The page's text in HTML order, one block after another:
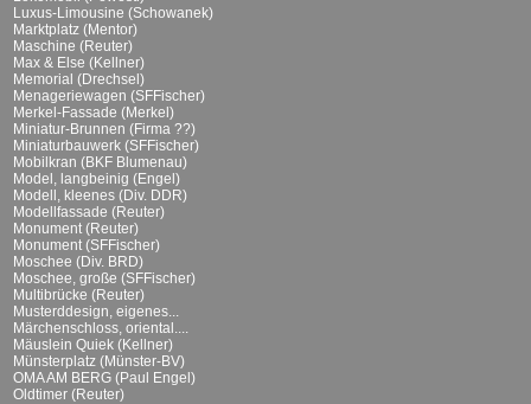
Luxus-Limousine (Schowanek)
Marktplatz (Mentor)
Maschine (Reuter)
Max & Else (Kellner)
Memorial (Drechsel)
Menageriewagen (SFFischer)
Merkel-Fassade (Merkel)
Miniatur-Brunnen (Firma ??)
Miniaturbauwerk (SFFischer)
Mobilkran (BKF Blumenau)
Model, langbeinig (Engel)
Modell, kleenes (Div. DDR)
Modellfassade (Reuter)
Monument (Reuter)
Monument (SFFischer)
Moschee (Div. BRD)
Moschee, große (SFFischer)
Multibrücke (Reuter)
Musterddesign, eigenes...
Märchenschloss, oriental....
Mäuslein Quiek (Kellner)
Münsterplatz (Münster-BV)
OMA AM BERG (Paul Engel)
Oldtimer (Reuter)